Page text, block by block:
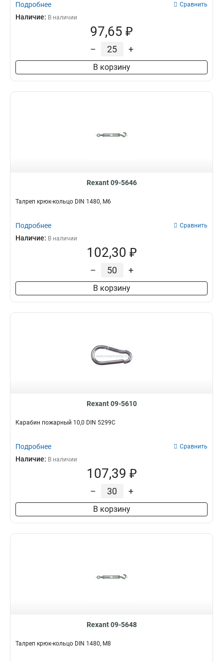
Подробнее Сравнить
Наличие: В наличии
97,65 ₽
– +
В корзину
Rexant 09-5646
Талреп крюк-кольцо DIN 1480, М6
Подробнее Сравнить
Наличие: В наличии
102,30 ₽
– +
В корзину
Rexant 09-5610
Карабин пожарный 10,0 DIN 5299С
Подробнее Сравнить
Наличие: В наличии
107,39 ₽
– +
В корзину
Rexant 09-5648
Талреп крюк-кольцо DIN 1480, М8